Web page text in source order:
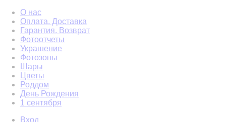
О нас
Оплата. Доставка
Гарантия. Возврат
Фотоотчеты
Украшение
Фотозоны
Шары
Цветы
Роддом
День Рождения
1 сентября
Вход